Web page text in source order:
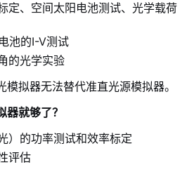
定、空间太阳电池测试、光学载荷
池的I-V测试
的光学实验
拟器无法替代准直光源模拟器。
就够了？
）的功率测试和效率标定
评估